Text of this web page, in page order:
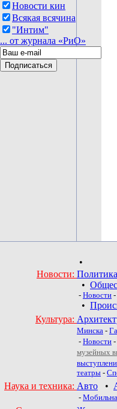
Новости кин
Всякая всячина
"Интим"
... от журнала «РиО»
•
Новости: Политика
•
- Новости -
•
Культура:
Минска -
- Новости -
музейных
театры -
Наука и техника: Авто •
-